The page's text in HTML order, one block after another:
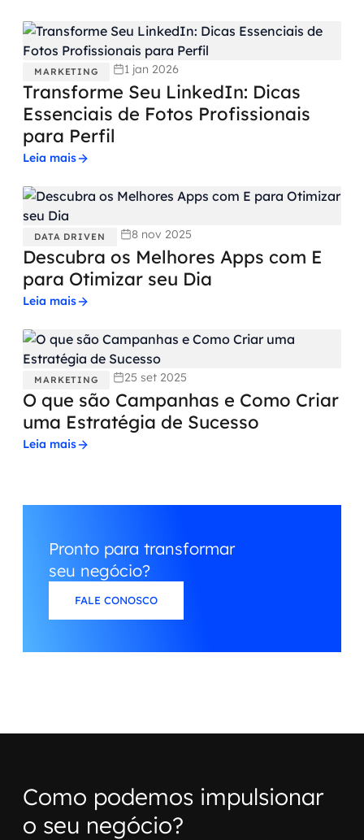
MARKETING 1 jan 2026
Transforme Seu LinkedIn: Dicas
Essenciais de Fotos Profissionais
para Perfil
Leia mais
DATA DRIVEN 8 nov 2025
Descubra os Melhores Apps com E
para Otimizar seu Dia
Leia mais
MARKETING 25 set 2025
O que são Campanhas e Como Criar
uma Estratégia de Sucesso
Leia mais
Pronto para transformar
seu negócio?
FALE CONOSCO
Como podemos impulsionar
o seu negócio?